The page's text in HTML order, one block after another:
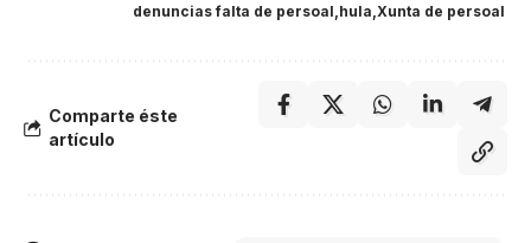
denuncias falta de persoal hula Xunta de persoal
Comparte éste
artículo